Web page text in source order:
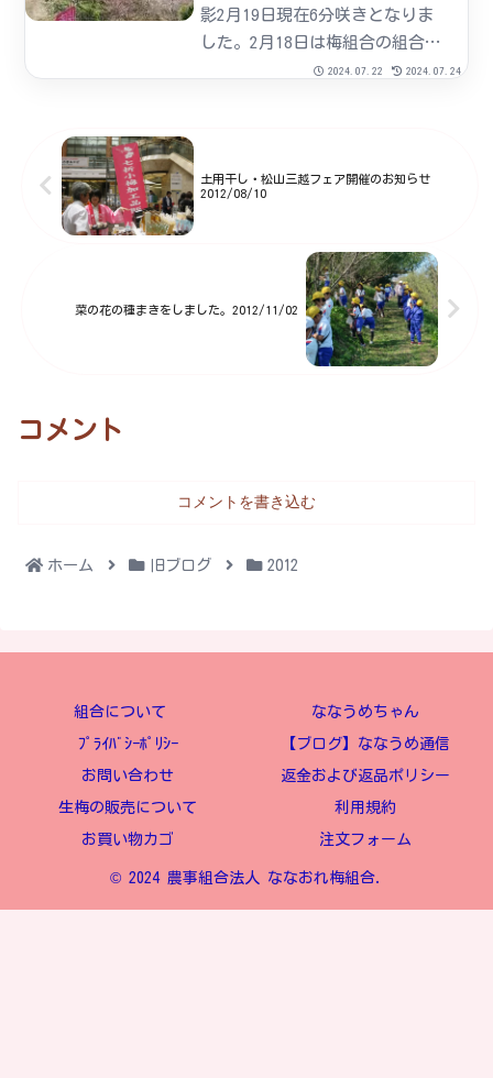
ます。誠に申し訳ないですが市
中...
影2月19日現在6分咲きとなりま
した。2月18日は梅組合の組合
員、夫婦揃っての36名とＮＰＯ法
けで止み、作業がはかど...
2024.07.22 2024.07.24
土用干し・松山三越フェア開催のお知らせ
2012/08/10
菜の花の種まきをしました。2012/11/02
コメント
コメントを書き込む
ホーム 旧ブログ 2012
組合について ななうめちゃん
ﾌﾟﾗｲﾊﾞｼｰﾎﾟﾘｼｰ 【ブログ】ななうめ通信
お問い合わせ 返金および返品ポリシー
生梅の販売について 利用規約
お買い物カゴ 注文フォーム
© 2024 農事組合法人 ななおれ梅組合.